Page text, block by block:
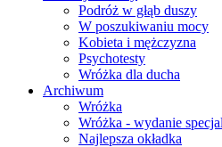
Podróż w głąb duszy
W poszukiwaniu mocy
Kobieta i mężczyzna
Psychotesty
Wróżka dla ducha
Archiwum
Wróżka
Wróżka - wydanie
Najlepsza okładka